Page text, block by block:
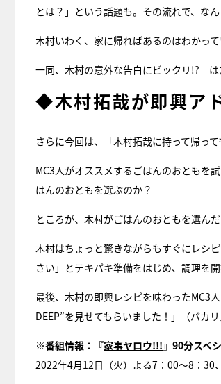
とは？」という話題も。その流れで、な
木村いわく、家に帰ればあるのはわかっ
一同、木村の意外な告白にビックリ!? は
◆木村拓哉が即興ア
さらに今回は、「木村拓哉に持って帰っ
MC3人がオススメするごはんのおともを
はんのおともを選ぶのか？
ところが、木村がごはんのおともを選ん
木村はちょっと驚きながらもすぐにレシ
さい」とテキパキ準備をはじめ、調理を
最後、木村の即興レシピを味わったMC3
DEEP”を見せてもらいました！」（バカリ
※番組情報：『家事ヤロウ!!! 』90分スペ
2022年4月12日（火）よる7：00～8：30